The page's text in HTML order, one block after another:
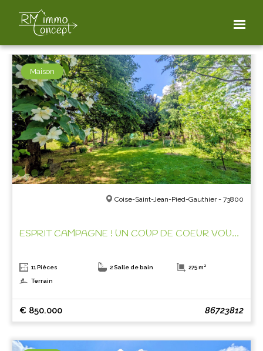
FILTER THE PROPERTIES
Maison
Coise-Saint-Jean-Pied-Gauthier - 73800
ESPRIT CAMPAGNE ! UN COUP DE COEUR VOUS ATTEND!
11 Pièces 2 Salle de bain 275 m²
Terrain
€ 850.000 86723812